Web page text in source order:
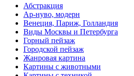
Абстракция
Ар-нуво, модерн
Венеция, Париж, Голландия
Виды Москвы и Петербурга
Горный пейзаж
Городской пейзаж
Жанровая картина
Картины с животными